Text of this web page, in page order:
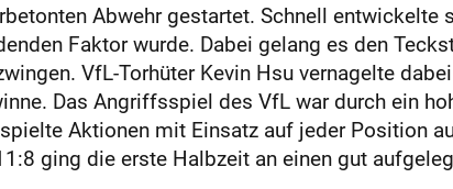
Abwehr gestartet. Schnell entwickelte
Faktor wurde. Dabei gelang es den
VfL-Torhüter Kevin Hsu vernagelte
Das Angriffsspiel des VfL war durch ein
Aktionen mit Einsatz auf jeder Position
ging die erste Halbzeit an einen gut